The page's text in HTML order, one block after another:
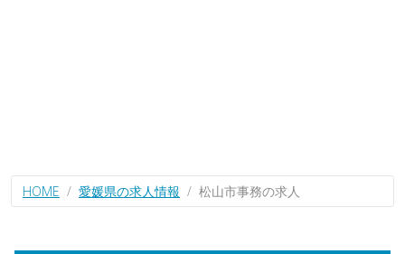
HOME 愛媛県の求人情報 松山市事務の求人